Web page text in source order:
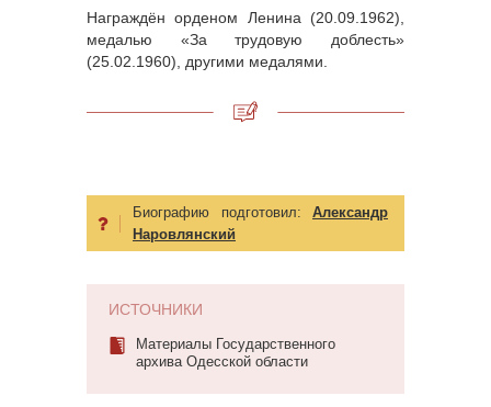
Награждён орденом Ленина (20.09.1962),
медалью «За трудовую доблесть»
(25.02.1960), другими медалями.
Биографию подготовил: Александр
Наровлянский
ИСТОЧНИКИ
Материалы Государственного
архива Одесской области